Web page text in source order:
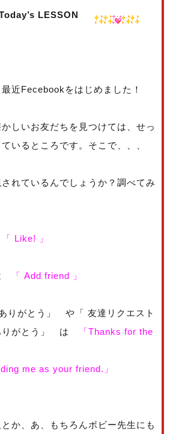
LESSON
近Fecebookをはじめました！
しいお友だちを見つけては、せっ
いるところです。そこで、、、
れているんでしょうか？調べてみ
「 Like! 」
「 Add friend 」
りがとう」 や「 友達リクエスト
りがとう」 は
「Thanks for the
me as your friend.」
か、あ、もちろんボビー先生にも